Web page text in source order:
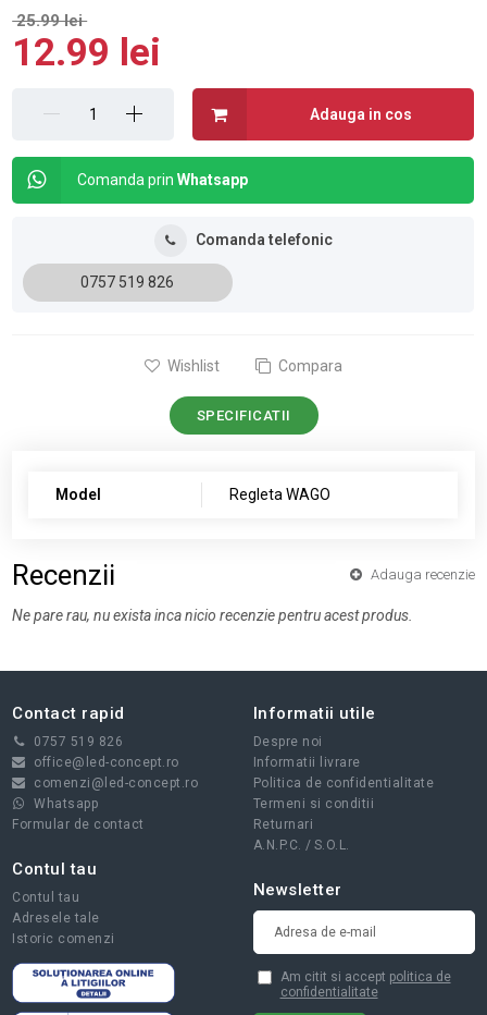
25.99 lei
12.99 lei
Adauga in cos
Comanda prinWhatsapp
Comanda telefonic
0757 519 826
Wishlist Compara
SPECIFICATII
Model Regleta WAGO
Recenzii Adauga recenzie
Ne pare rau, nu exista inca nicio recenzie pentru acest produs.
Contact rapid
0757 519 826
office@led-concept.ro
comenzi@led-concept.ro
Whatsapp
Formular de contact
Informatii utile
Despre noi
Informatii livrare
Politica de confidentialitate
Termeni si conditii
Returnari
A.N.P.C. / S.O.L.
Contul tau
Contul tau
Adresele tale
Istoric comenzi
Newsletter
Am citit si accept politica de
confidentialitate